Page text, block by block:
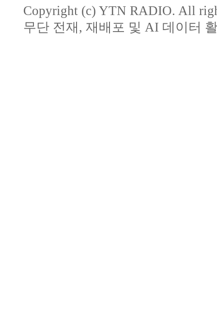
Copyright (c) YTN RADIO. All
무단 전재, 재배포 및 AI 데이터